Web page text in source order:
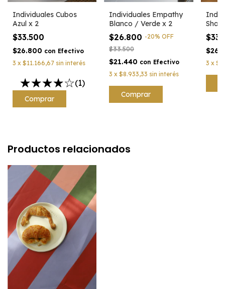
Individuales Cubos
Azul x 2
$33.500
$26.800 con Efectivo
3 x $11.166,67 sin interés
(1)
Individuales Empathy
Blanco / Verde x 2
$26.800 -20%OFF
$33.500
$21.440 con Efectivo
3 x$8.933,33 sin interés
3 x
Productos relacionados